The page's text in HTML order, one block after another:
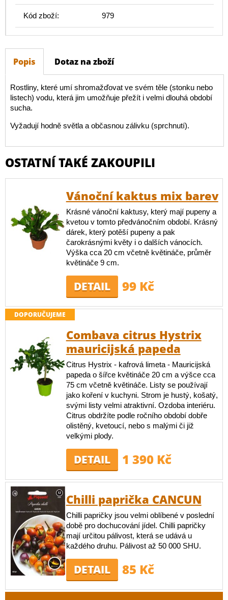
Kód zboží: 979
Popis Dotaz na zboží
Rostliny, které umí shromažďovat ve svém těle (stonku nebo
listech) vodu, která jim umožňuje přežít i velmi dlouhá období
sucha.
Vyžadují hodně světla a občasnou zálivku (sprchnutí).
OSTATNÍ TAKÉ ZAKOUPILI
Vánoční kaktus mix barev
Krásné vánoční kaktusy, který mají pupeny a
kvetou v tomto předvánočním období. Krásný
dárek, který potěší pupeny a pak
čarokrásnými květy i o dalších vánocích.
Výška cca 20 cm včetně květináče, průměr
květináče 9 cm.
DETAIL 99 Kč
DOPORUČUJEME
Combava citrus Hystrix
mauricijská papeda
Citrus Hystrix - kafrová limeta - Mauricijská
papeda o šířce květináče 20 cm a výšce cca
75 cm včetně květináče. Listy se používají
jako koření v kuchyni. Strom je hustý, košatý,
svými listy velmi atraktivní. Ozdoba interiéru.
Citrus obdržíte podle ročního období dobře
olistěný, kvetoucí, nebo s malými či již
velkými plody.
DETAIL 1 390 Kč
Chilli paprička CANCUN
Chilli papričky jsou velmi oblíbené v poslední
době pro dochucování jídel. Chilli papričky
mají určitou pálivost, která se udává u
každého druhu. Pálivost až 50 000 SHU.
DETAIL 85 Kč